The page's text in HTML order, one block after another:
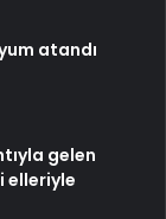
atandı
gelen
elleriyle